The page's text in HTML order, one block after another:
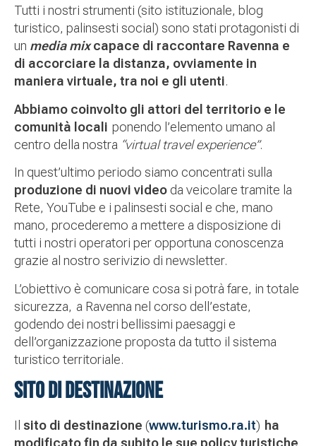
Tutti i nostri strumenti (sito istituzionale, blog
turistico, palinsesti social) sono stati protagonisti di
un media mixcapace di raccontare Ravenna e
di accorciare la distanza, ovviamente in
maniera virtuale, tra noi e gli utenti.
Abbiamo coinvolto gli attori del territorio e le
comunità locali ponendo l’elemento umano al
centro della nostra “virtual travel experience”.
In quest’ultimo periodo siamo concentrati sulla
produzione di nuovi video da veicolare tramite la
Rete, YouTube e i palinsesti social e che, mano
mano, procederemo a mettere a disposizione di
tutti i nostri operatori per opportuna conoscenza
grazie al nostro serivizio di newsletter.
L’obiettivo è comunicare cosa si potrà fare, in totale
sicurezza, a Ravenna nel corso dell’estate,
godendo dei nostri bellissimi paesaggi e
dell’organizzazione proposta da tutto il sistema
turistico territoriale.
SITO DI DESTINAZIONE
Il sito di destinazione (www.turismo.ra.it) ha
modificato fin da subito le sue policy turistiche